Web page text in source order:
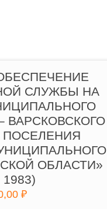
СЛУЖБЫ НА
ВАРСКОВСКОГО
ПОСЕЛЕНИЯ
ОБЛАСТИ»
1983)
₽